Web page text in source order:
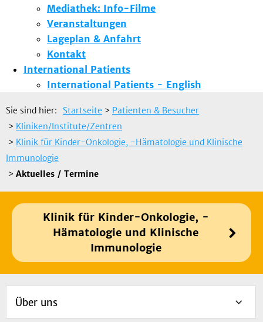
Mediathek: Info-Filme
Veranstaltungen
Lageplan & Anfahrt
Kontakt
International Patients
International Patients - English
Sie sind hier: Startseite > Patienten & Besucher
> Kliniken/Institute/Zentren
> Klinik für Kinder-Onkologie, -Hämatologie und Klinische
Immunologie
> Aktuelles / Termine
Klinik für Kinder-Onkologie, -
Hämatologie und Klinische
Immunologie
Über uns